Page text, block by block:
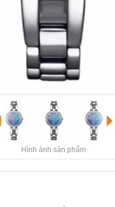
Hình ảnh sản phẩm